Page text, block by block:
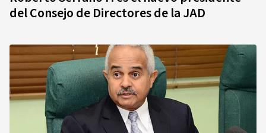
del Consejo de Directores de la JAD